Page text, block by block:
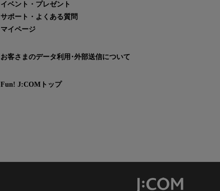
イベント・プレゼント
サポート・よくある質問
マイページ
お客さまのデータ利用･外部送信について
Fun! J:COMトップ